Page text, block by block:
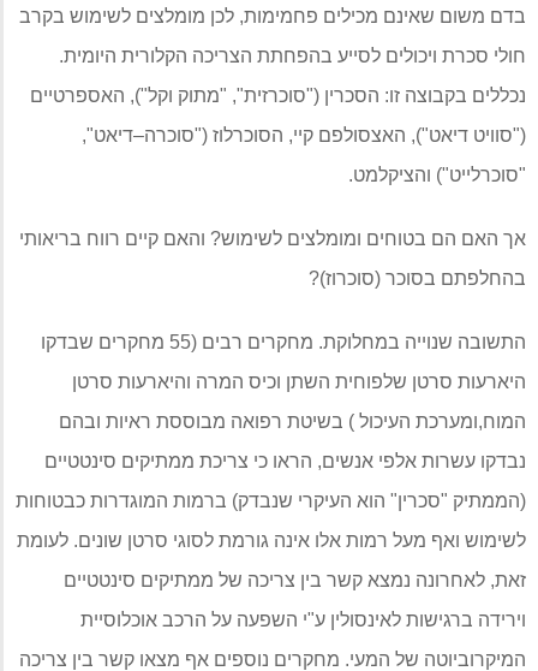
בדם משום שאינם מכילים פחמימות, לכן מומלצים לשימוש בקרב
חולי סכרת ויכולים לסייע בהפחתת הצריכה הקלורית היומית.
נכללים בקבוצה זו: הסכרין ("סוכרזית", "מתוק וקל"), האספרטיים
("סוויט דיאט"), האצסולפם קיי, הסוכרלוז ("סוכרה–דיאט",
"סוכרלייט") והציקלמט.
אך האם הם בטוחים ומומלצים לשימוש? והאם קיים רווח בריאותי
בהחלפתם בסוכר (סוכרוז)?
התשובה שנוייה במחלוקת. מחקרים רבים (55
מחקרים שבדקו
היארעות סרטן שלפוחית השתן וכיס המרה והיארעות סרטן
המוח,ומערכת העיכול ) בשיטת רפואה מבוססת ראיות ובהם
נבדקו עשרות אלפי אנשים, הראו כי צריכת ממתיקים סינטטיים
(הממתיק "סכרין" הוא העיקרי שנבדק) ברמות המוגדרות כבטוחות
לשימוש ואף מעל רמות אלו אינה גורמת לסוגי סרטן שונים. לעומת
זאת, לאחרונה נמצא קשר בין צריכה של ממתיקים סינטטיים
וירידה ברגישות לאינסולין ע"י השפעה על הרכב אוכלוסיית
המיקרוביוטה של המעי. מחקרים נוספים אף מצאו קשר בין צריכה